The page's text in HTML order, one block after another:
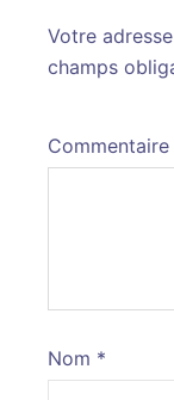
Votre
champs
Commentaire
Nom *
Alternative: